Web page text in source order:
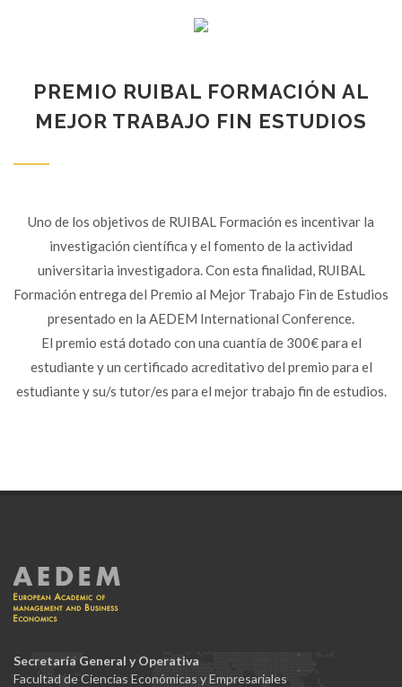
PREMIO RUIBAL FORMACIÓN AL
MEJOR TRABAJO FIN ESTUDIOS
Uno de los objetivos de RUIBAL Formación es incentivar la
investigación científica y el fomento de la actividad
universitaria investigadora. Con esta finalidad, RUIBAL
Formación entrega del Premio al Mejor Trabajo Fin de Estudios
presentado en la AEDEM International Conference.
El premio está dotado con una cuantía de 300€ para el
estudiante y un certificado acreditativo del premio para el
estudiante y su/s tutor/es para el mejor trabajo fin de estudios.
Secretaría General y Operativa
Facultad de Ciencias Económicas y Empresariales